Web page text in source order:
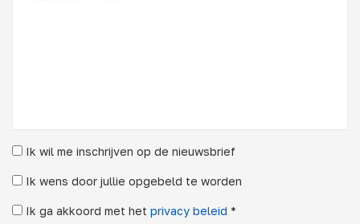
Ik wil me inschrijven op de nieuwsbrief
Ik wens door jullie opgebeld te worden
Ik ga akkoord met het privacy beleid *